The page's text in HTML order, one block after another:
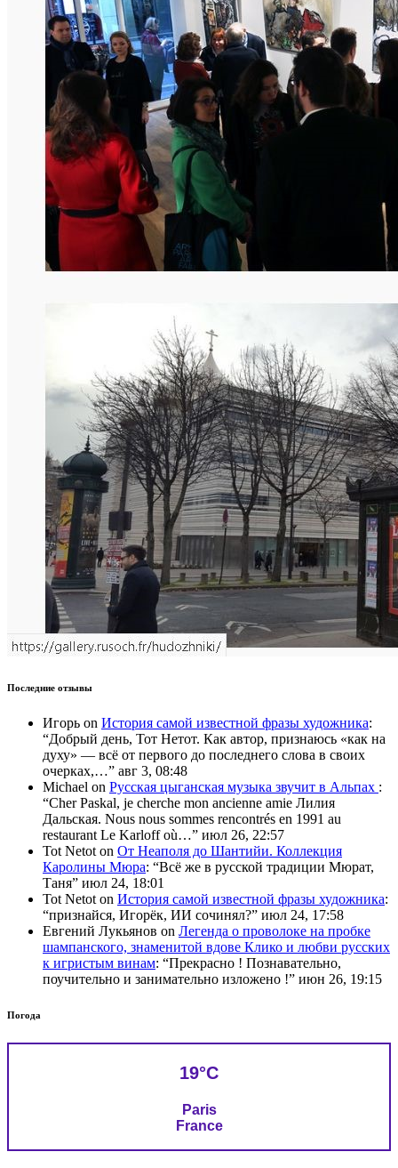
Последние отзывы
Игорь on История самой известной фразы художника:
“Добрый день, Тот Нетот. Как автор, признаюсь «как на
духу» — всё от первого до последнего слова в своих
очерках,…” авг 3, 08:48
Michael on Русская цыганская музыка звучит в Альпах :
“Cher Paskal, je cherche mon ancienne amie Лилия
Дальская. Nous nous sommes rencontrés en 1991 au
restaurant Le Karloff où…” июл 26, 22:57
Tot Netot on От Неаполя до Шантийи. Коллекция
Каролины Мюра: “Всё же в русской традиции Мюрат,
Таня” июл 24, 18:01
Tot Netot on История самой известной фразы художника:
“признайся, Игорёк, ИИ сочинял?” июл 24, 17:58
Евгений Лукьянов on Легенда о проволоке на пробке
шампанского, знаменитой вдове Клико и любви русских
к игристым винам: “Прекрасно ! Познавательно,
поучительно и занимательно изложено !” июн 26, 19:15
Погода
19°C
Paris
France